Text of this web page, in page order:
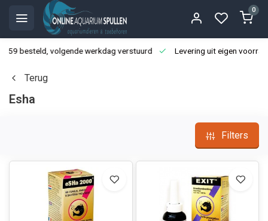
0
besteld, volgende werkdag verstuurd Levering uit eigen
Terug
Esha
Filters